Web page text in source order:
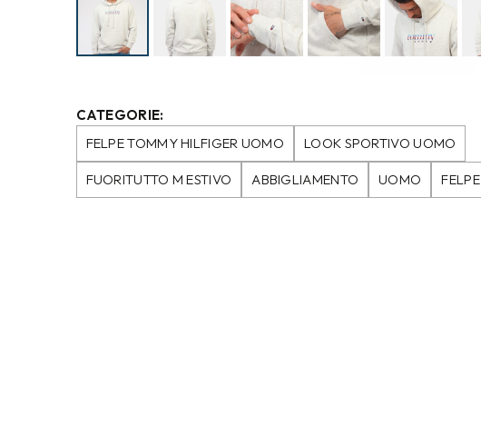
CATEGORIE:
FELPE TOMMY HILFIGER UOMO
LOOK SPORTIVO UOMO
FUORITUTTO M ESTIVO ABBIGLIAMENTO UOMO FELPE